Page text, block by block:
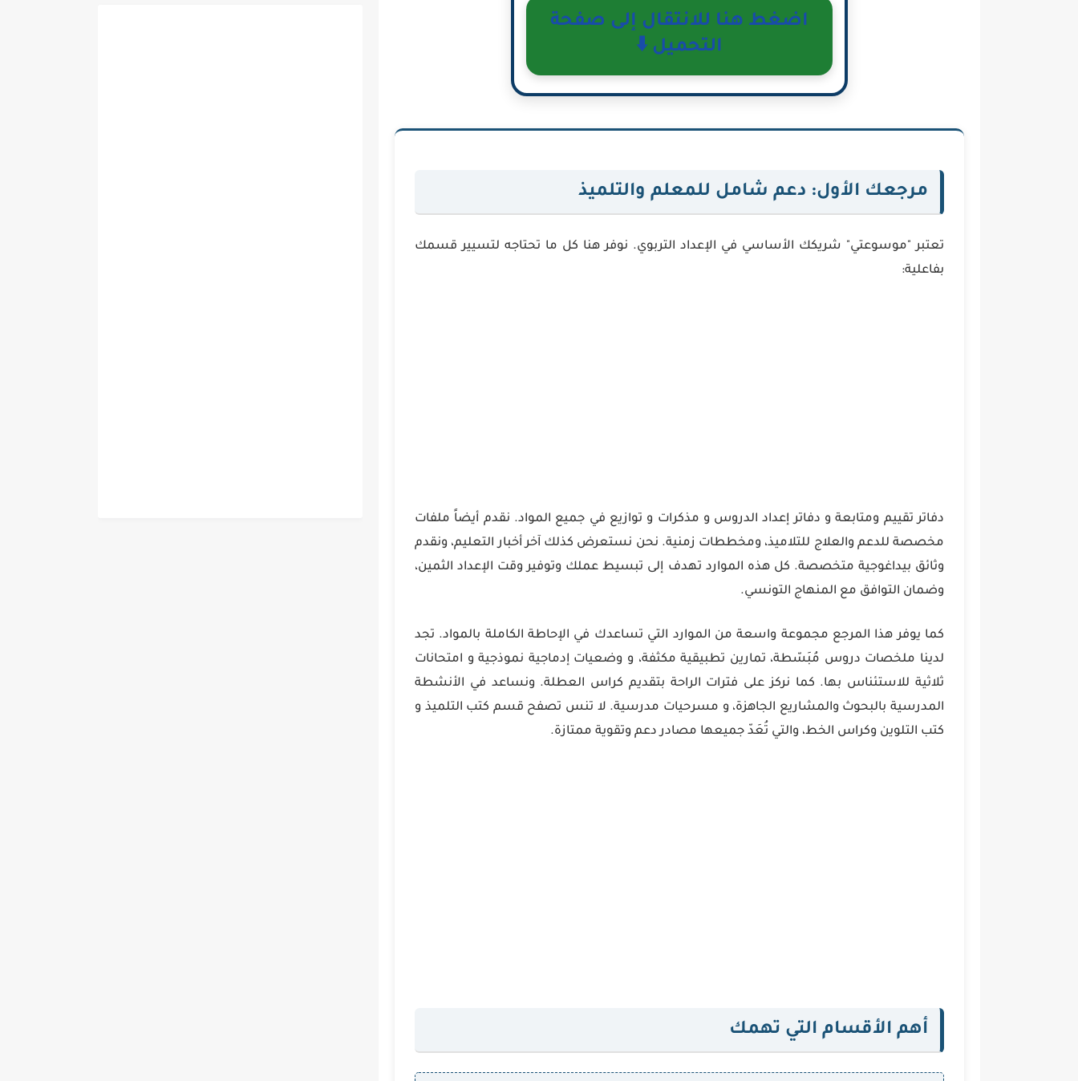
اضغط هنا للانتقال إلى صفحة
التحميل ⬇️
مرجعك الأول: دعم شامل للمعلم والتلميذ
تعتبر "موسوعتي" شريكك الأساسي في الإعداد التربوي. نوفر هنا كل ما تحتاجه لتسيير قسمك
بفاعلية:
دفاتر تقييم ومتابعة و دفاتر إعداد الدروس و مذكرات و توازيع في جميع المواد. نقدم أيضاً ملفات
مخصصة للدعم والعلاج للتلاميذ، ومخططات زمنية. نحن نستعرض كذلك آخر أخبار التعليم، ونقدم
وثائق بيداغوجية متخصصة. كل هذه الموارد تهدف إلى تبسيط عملك وتوفير وقت الإعداد الثمين،
وضمان التوافق مع المنهاج التونسي.
كما يوفر هذا المرجع مجموعة واسعة من الموارد التي تساعدك في الإحاطة الكاملة بالمواد. تجد
لدينا ملخصات دروس مُبَسّطة، تمارين تطبيقية مكثفة، و وضعيات إدماجية نموذجية و امتحانات
ثلاثية للاستئناس بها. كما نركز على فترات الراحة بتقديم كراس العطلة. ونساعد في الأنشطة
المدرسية بالبحوث والمشاريع الجاهزة، و مسرحيات مدرسية. لا تنس تصفح قسم كتب التلميذ و
كتب التلوين وكراس الخط، والتي تُعَدّ جميعها مصادر دعم وتقوية ممتازة.
أهم الأقسام التي تهمك